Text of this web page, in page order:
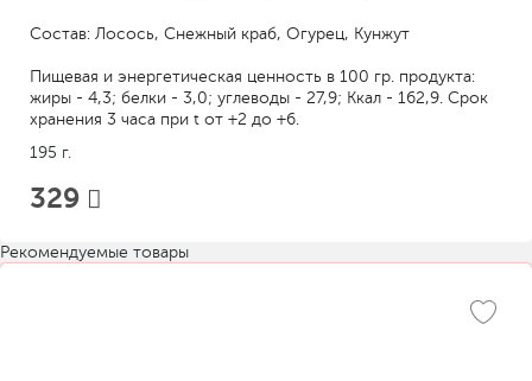
Состав: Лосось, Снежный краб, Огурец, Кунжут
Пищевая и энергетическая ценность в 100 гр. продукта:
жиры - 4,3; белки - 3,0; углеводы - 27,9; Ккал - 162,9. Срок
хранения 3 часа при t от +2 до +6.
195 г.
329
Рекомендуемые товары